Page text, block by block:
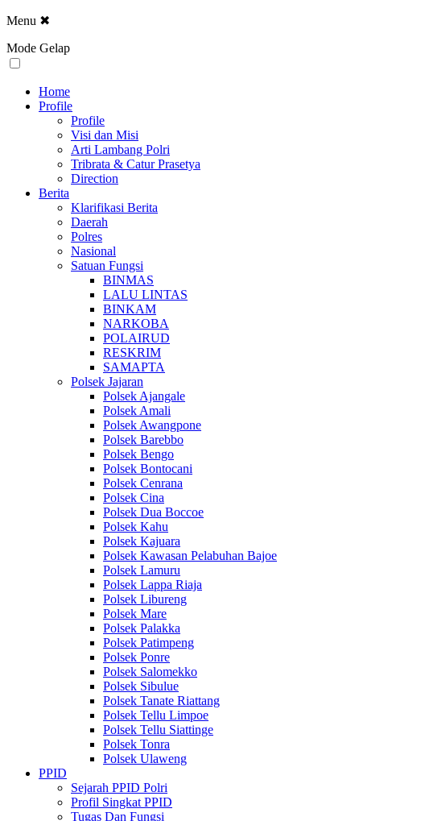
Menu ✖
Mode Gelap
Home
Profile
Profile
Visi dan Misi
Arti Lambang Polri
Tribrata & Catur Prasetya
Direction
Berita
Klarifikasi Berita
Daerah
Polres
Nasional
Satuan Fungsi
BINMAS
LALU LINTAS
BINKAM
NARKOBA
POLAIRUD
RESKRIM
SAMAPTA
Polsek Jajaran
Polsek Ajangale
Polsek Amali
Polsek Awangpone
Polsek Barebbo
Polsek Bengo
Polsek Bontocani
Polsek Cenrana
Polsek Cina
Polsek Dua Boccoe
Polsek Kahu
Polsek Kajuara
Polsek Kawasan Pelabuhan Bajoe
Polsek Lamuru
Polsek Lappa Riaja
Polsek Libureng
Polsek Mare
Polsek Palakka
Polsek Patimpeng
Polsek Ponre
Polsek Salomekko
Polsek Sibulue
Polsek Tanate Riattang
Polsek Tellu Limpoe
Polsek Tellu Siattinge
Polsek Tonra
Polsek Ulaweng
PPID
Sejarah PPID Polri
Profil Singkat PPID
Tugas Dan Fungsi